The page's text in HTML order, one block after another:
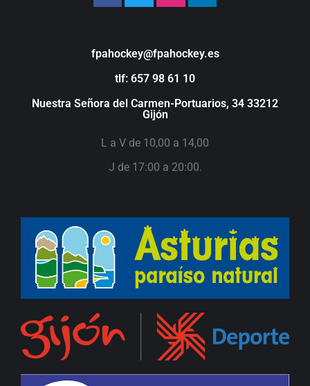
fpahockey@fpahockey.es
tlf: 657 98 61 10
Nuestra Señora del Carmen-Portuarios, 34 33212
Gijón
L a V de 10,00 a 14,00
J de 17:00 a 20:00.